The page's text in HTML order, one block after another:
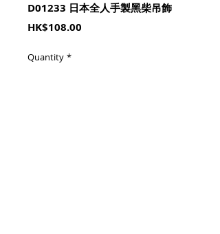
D01233 日本全人手製黑柴吊飾
HK$108.00
Quantity *